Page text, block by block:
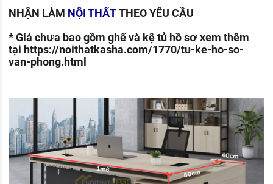
NHẬN LÀM NỘI THẤTTHEO YÊU CẦU
* Giá chưa bao gồm ghế và kệ tủ hồ sơ xem thêm
tại https://noithatkasha.com/1770/tu-ke-ho-so-
van-phong.html